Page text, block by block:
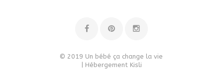
© 2019 Un bébé ça change la vie
| Hébergement Kisli